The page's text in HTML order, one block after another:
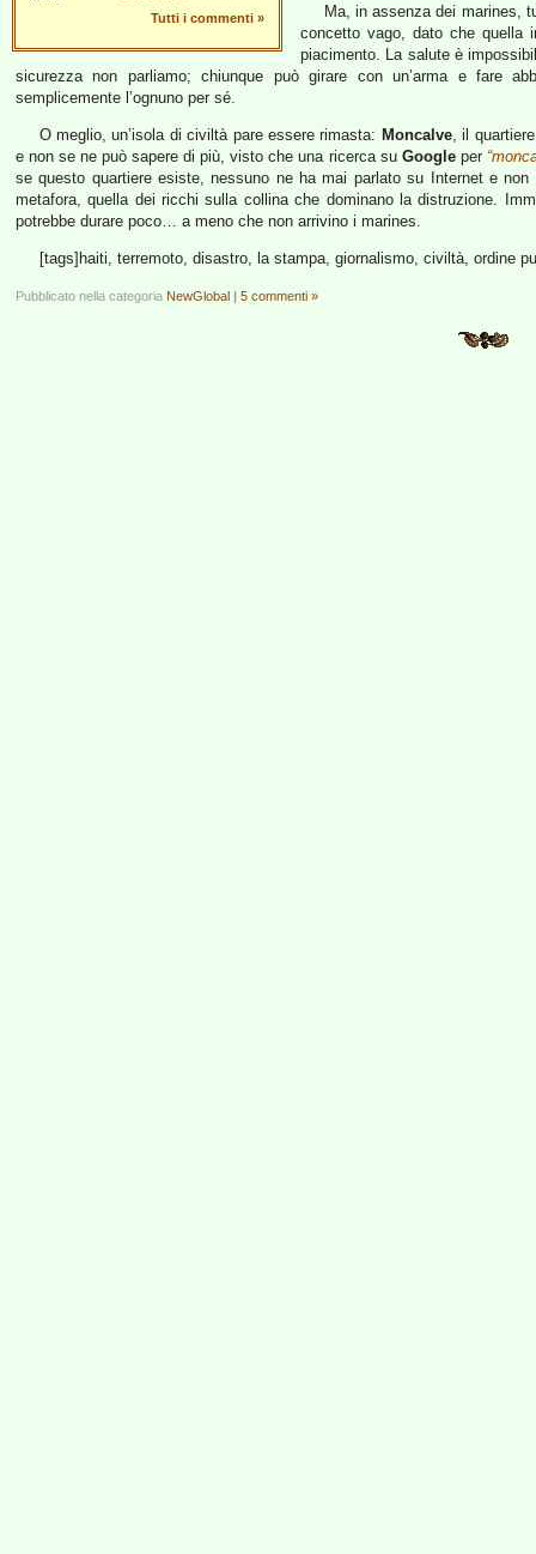
Tutti i commenti »
Ma, in assenza dei marines,
concetto vago, dato che quella
piacimento. La salute è
sicurezza non parliamo; chiunque può girare con un’arma e fare
semplicemente l’ognuno per sé.
O meglio, un’isola di civiltà pare essere rimasta: Moncalve, il
e non se ne può sapere di più, visto che una ricerca su Googleper
se questo quartiere esiste, nessuno ne ha mai parlato su Internet e
metafora, quella dei ricchi sulla collina che dominano la distruzione.
potrebbe durare poco… a meno che non arrivino i marines.
[tags]haiti, terremoto, disastro, la stampa, giornalismo, civiltà, ordine
Pubblicato nella categoria NewGlobal | 5 commenti »